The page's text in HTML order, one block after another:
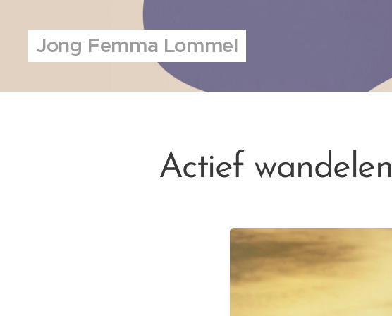
Jong Femma Lommel
Actief wandelen